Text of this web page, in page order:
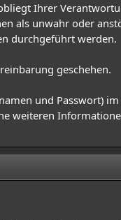
Ihrer
als unwahr oder
durchgeführt werden.
geschehen.
und Passwort) im
weiteren